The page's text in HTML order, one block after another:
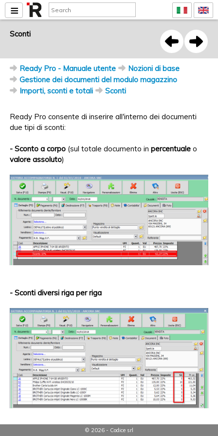
Sconti
Ready Pro - Manuale utente
Nozioni di base
Gestione dei documenti del modulo magazzino
Importi, sconti e totali
Sconti
Ready Pro consente di inserire all'interno dei documenti
due tipi di sconti:
- Sconto a corpo (sul totale documento in percentuale o
valore assoluto)
- Sconti diversi riga per riga
© 2026 - Codice srl